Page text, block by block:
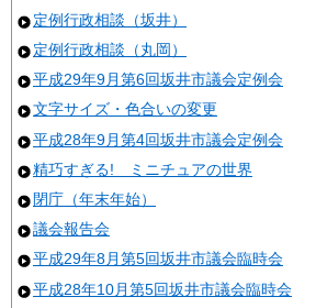
定例行政相談（坂井）
定例行政相談（丸岡）
平成29年9月第6回坂井市議会定例会
文字サイズ・色合いの変更
平成28年9月第4回坂井市議会定例会
精巧すぎる! ミニチュアの世界
閉庁（年末年始）
議会報告会
平成29年8月第5回坂井市議会臨時会
平成28年10月第5回坂井市議会臨時会